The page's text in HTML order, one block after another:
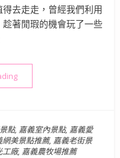
去走走，曾經我們利用
著閒瑕的機會玩了一些
“嘉義景點懶人包》嘉義必玩
點, 嘉義室內景點, 嘉義愛
網美景點推薦, 嘉義老街景
工廠, 嘉義農牧場推薦